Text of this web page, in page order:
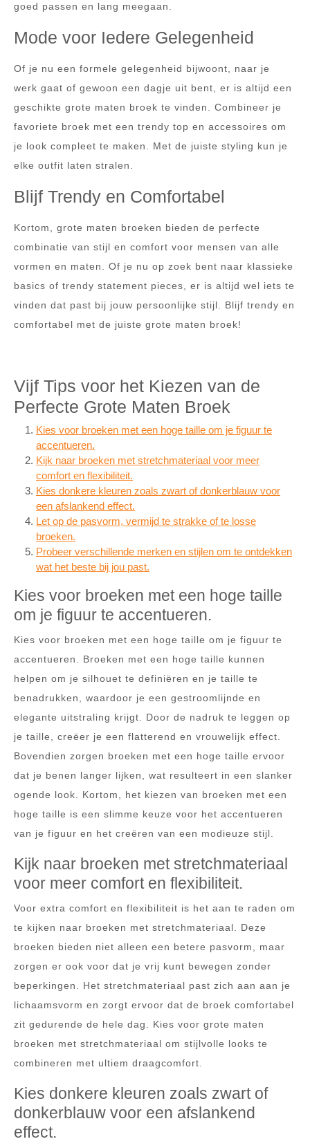
goed passen en lang meegaan.
Mode voor Iedere Gelegenheid
Of je nu een formele gelegenheid bijwoont, naar je
werk gaat of gewoon een dagje uit bent, er is altijd een
geschikte grote maten broek te vinden. Combineer je
favoriete broek met een trendy top en accessoires om
je look compleet te maken. Met de juiste styling kun je
elke outfit laten stralen.
Blijf Trendy en Comfortabel
Kortom, grote maten broeken bieden de perfecte
combinatie van stijl en comfort voor mensen van alle
vormen en maten. Of je nu op zoek bent naar klassieke
basics of trendy statement pieces, er is altijd wel iets te
vinden dat past bij jouw persoonlijke stijl. Blijf trendy en
comfortabel met de juiste grote maten broek!
Vijf Tips voor het Kiezen van de
Perfecte Grote Maten Broek
Kies voor broeken met een hoge taille om je figuur te
accentueren.
Kijk naar broeken met stretchmateriaal voor meer
comfort en flexibiliteit.
Kies donkere kleuren zoals zwart of donkerblauw voor
een afslankend effect.
Let op de pasvorm, vermijd te strakke of te losse
broeken.
Probeer verschillende merken en stijlen om te ontdekken
wat het beste bij jou past.
Kies voor broeken met een hoge taille
om je figuur te accentueren.
Kies voor broeken met een hoge taille om je figuur te
accentueren. Broeken met een hoge taille kunnen
helpen om je silhouet te definiëren en je taille te
benadrukken, waardoor je een gestroomlijnde en
elegante uitstraling krijgt. Door de nadruk te leggen op
je taille, creëer je een flatterend en vrouwelijk effect.
Bovendien zorgen broeken met een hoge taille ervoor
dat je benen langer lijken, wat resulteert in een slanker
ogende look. Kortom, het kiezen van broeken met een
hoge taille is een slimme keuze voor het accentueren
van je figuur en het creëren van een modieuze stijl.
Kijk naar broeken met stretchmateriaal
voor meer comfort en flexibiliteit.
Voor extra comfort en flexibiliteit is het aan te raden om
te kijken naar broeken met stretchmateriaal. Deze
broeken bieden niet alleen een betere pasvorm, maar
zorgen er ook voor dat je vrij kunt bewegen zonder
beperkingen. Het stretchmateriaal past zich aan aan je
lichaamsvorm en zorgt ervoor dat de broek comfortabel
zit gedurende de hele dag. Kies voor grote maten
broeken met stretchmateriaal om stijlvolle looks te
combineren met ultiem draagcomfort.
Kies donkere kleuren zoals zwart of
donkerblauw voor een afslankend
effect.